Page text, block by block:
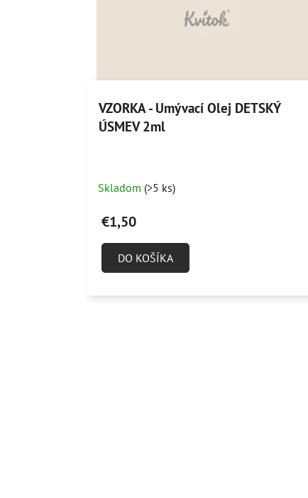
VZORKA - Umývací Olej DETSKÝ
ÚSMEV 2ml
Skladom (>5 ks)
€1,50
DO KOŠÍKA